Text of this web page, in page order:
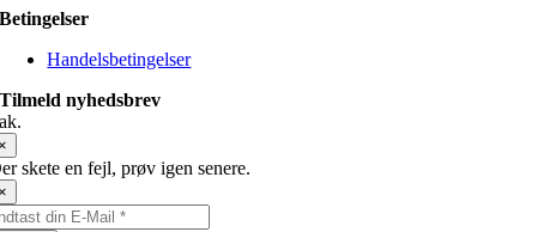
Betingelser
Handelsbetingelser
Tilmeld nyhedsbrev
skete en fejl, prøv igen senere.